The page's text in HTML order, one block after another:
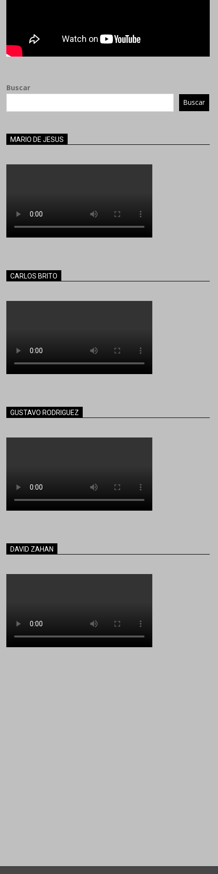
Buscar
Buscar
MARIO DE JESUS
CARLOS BRITO
GUSTAVO RODRIGUEZ
DAVID ZAHAN